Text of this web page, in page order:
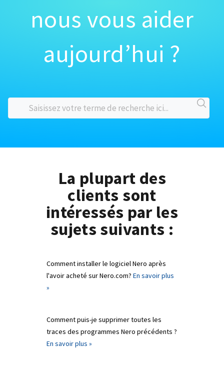
nous vous aider
aujourd’hui ?
La plupart des
clients sont
intéressés par les
sujets suivants :
Comment installer le logiciel Nero après
l'avoir acheté sur Nero.com? En savoir plus
»
Comment puis-je supprimer toutes les
traces des programmes Nero précédents ?
En savoir plus »